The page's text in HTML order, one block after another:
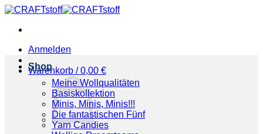
Zum
springen
Anmelden
Warenkorb /0,00 €
Shop
Meine Wollqualitäten
Basiskollektion
Minis, Minis, Minis!!!
Die fantastischen Fünf
Yarn Candies